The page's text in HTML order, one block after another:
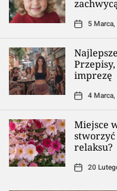
5
imprezę
4
Miejsce
relaksu?
20